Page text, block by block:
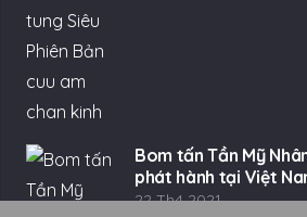
Bom tấn Tần Mỹ
phát hành tại Việt
22 Th4 2021